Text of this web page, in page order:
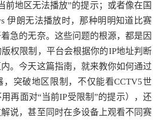
前地区无法播放”的提示；或者像在国
伊朗无法播放时，那种明明知道比赛
急的无奈。这些问题的根源，都是因
权限制，平台会根据你的IP地址判断
。今天这篇指南，就来教你如何通过
，突破地区限制，不仅能看CCTV5世
再面对“当前IP受限制”的提示），还
说，甚至同时在多设备上观看不同赛